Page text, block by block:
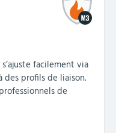
facilement via
des profils de liaison.
de